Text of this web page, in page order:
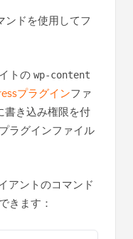
ンドを使用してフ
トの wp-content
プラグインファ
書き込み権限を付
ラグインファイル
アントのコマンド
きます：